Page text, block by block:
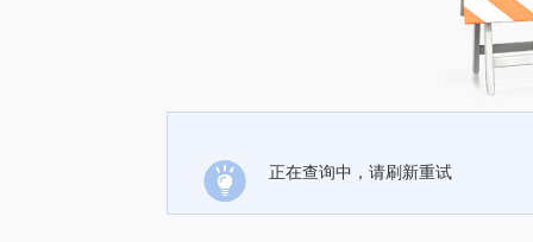
正在查询中，请刷新重试